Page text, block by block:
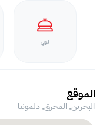
لوبي
الموقع
البحرين, المحرق, دلمونيا